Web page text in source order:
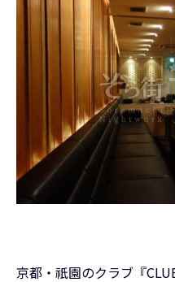
京都・祇園のクラブ『